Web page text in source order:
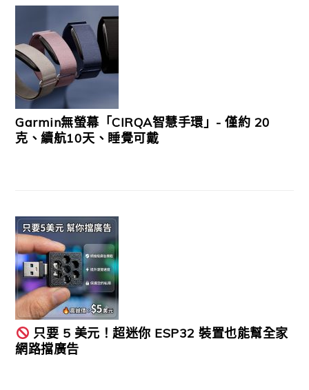
Garmin無螢幕「CIRQA智慧手環」- 僅約 20
克、續航10天、睡覺可戴
只要 5 美元！超迷你 ESP32 裝置也能幫全家
網路擋廣告